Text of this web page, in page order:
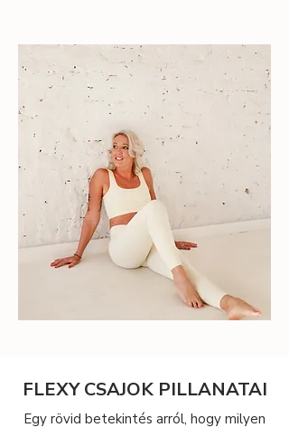
FLEXY CSAJOK PILLANATAI
Egy rövid betekintés arról, hogy milyen